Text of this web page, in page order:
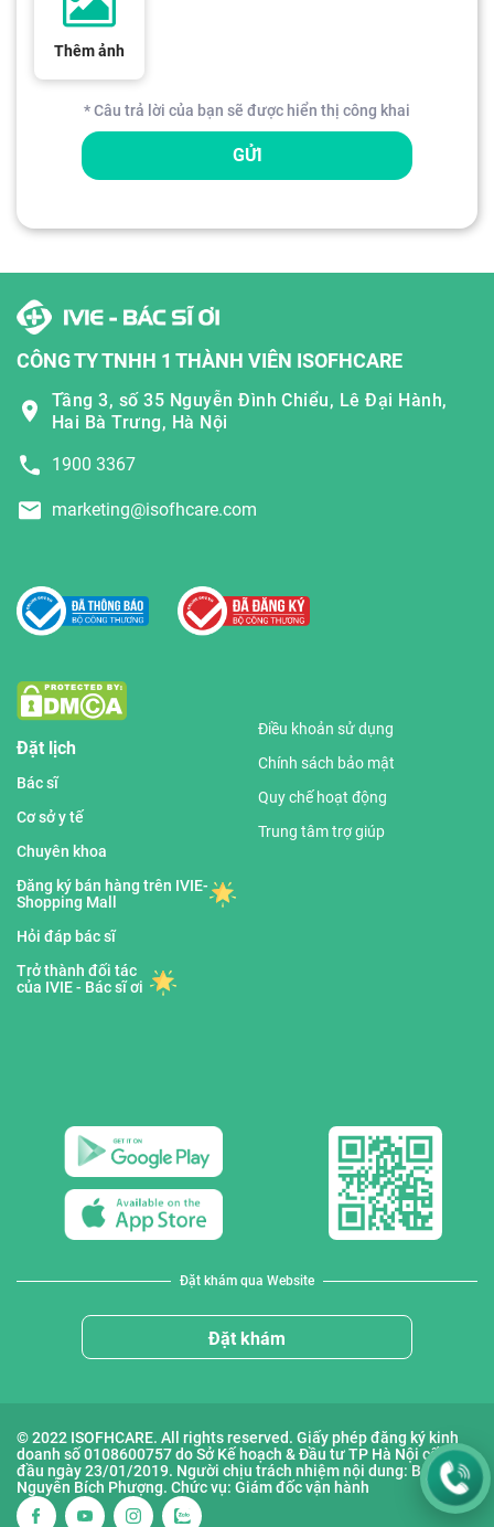
Thêm ảnh
* Câu trả lời của bạn sẽ được hiển thị công khai
GỬI
CÔNG TY TNHH 1 THÀNH VIÊN ISOFHCARE
Tầng 3, số 35 Nguyễn Đình Chiểu, Lê Đại Hành,
Hai Bà Trưng, Hà Nội
1900 3367
marketing@isofhcare.com
Đặt lịch
Bác sĩ
Cơ sở y tế
Chuyên khoa
Đăng ký bán hàng trên IVIE-
Shopping Mall
Hỏi đáp bác sĩ
Trở thành đối tác
của IVIE - Bác sĩ ơi
Điều khoản sử dụng
Chính sách bảo mật
Quy chế hoạt động
Trung tâm trợ giúp
Đặt khám qua Website
Đặt khám
© 2022 ISOFHCARE. All rights reserved. Giấy phép đăng ký kinh
doanh số 0108600757 do Sở Kế hoạch & Đầu tư TP Hà Nội cấp lần
đầu ngày 23/01/2019. Người chịu trách nhiệm nội dung: Bà
Nguyễn Bích Phượng. Chức vụ: Giám đốc vận hành